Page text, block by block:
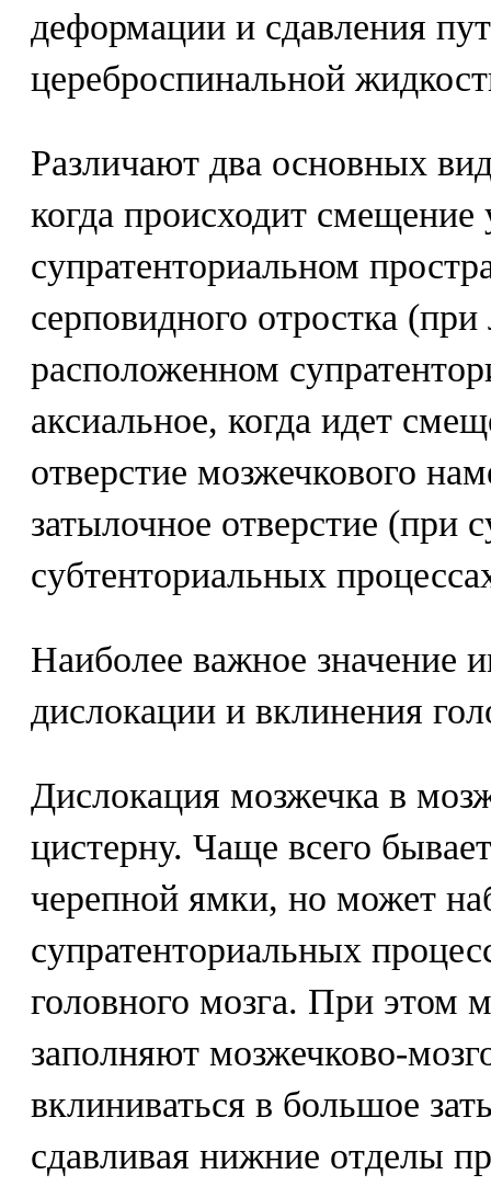
деформации и сдавления
цереброспинальной
Различают два основных
когда происходит смещение
супратенториальном
серповидного отростка (при
расположенном
аксиальное, когда идет
отверстие мозжечкового
затылочное отверстие (при
субтенториальных
Наиболее важное
дислокации и вклинения
Дислокация мозжечка в
цистерну. Чаще всего
черепной ямки, но может
супратенториальных
головного мозга. При этом
заполняют мозжечково-
вклиниваться в большое
сдавливая нижние отделы